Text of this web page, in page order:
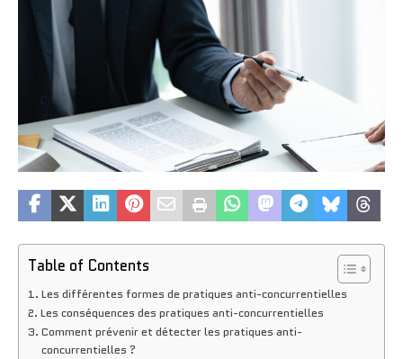
Table of Contents
Les différentes formes de pratiques anti-concurrentielles
Les conséquences des pratiques anti-concurrentielles
Comment prévenir et détecter les pratiques anti-
concurrentielles ?